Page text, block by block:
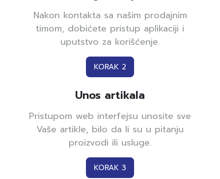
Nakon kontakta sa našim prodajnim
timom, dobićete pristup aplikaciji i
uputstvo za korišćenje.
KORAK 2
Unos artikala
Pristupom web interfejsu unosite sve
Vaše artikle, bilo da li su u pitanju
proizvodi ili usluge.
KORAK 3